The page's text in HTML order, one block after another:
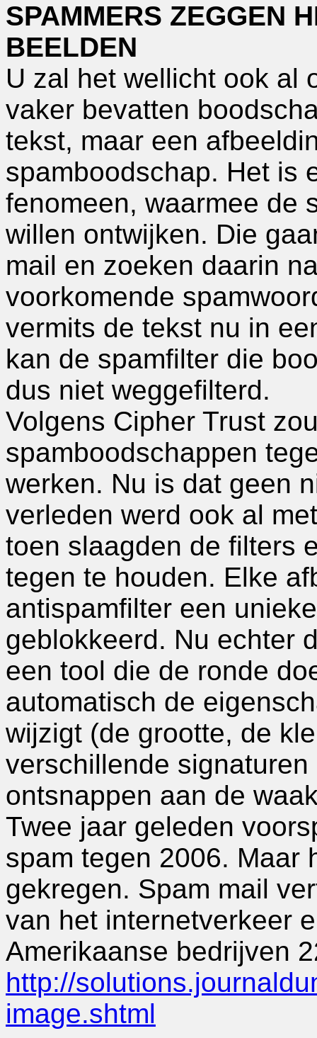
SPAMMERS ZEGGEN
BEELDEN
U zal het wellicht ook al
vaker bevatten
tekst, maar een
spamboodschap. Het is
fenomeen, waarmee de
willen ontwijken. Die
mail en zoeken daarin
voorkomende
vermits de tekst nu in
kan de spamfilter die
dus niet weggefilterd.
Volgens Cipher Trust
spamboodschappen
werken. Nu is dat geen
verleden werd ook al
toen slaagden de filters
tegen te houden. Elke
antispamfilter een
geblokkeerd. Nu echter
een tool die de ronde
automatisch de
wijzigt (de grootte, de
verschillende
ontsnappen aan de
Twee jaar geleden
spam tegen 2006. Maar
gekregen. Spam mail
van het internetverkeer
Amerikaanse bedrijven
http://
image.shtml